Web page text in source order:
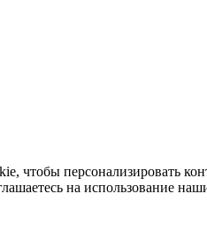
чтобы персонализировать
на использование